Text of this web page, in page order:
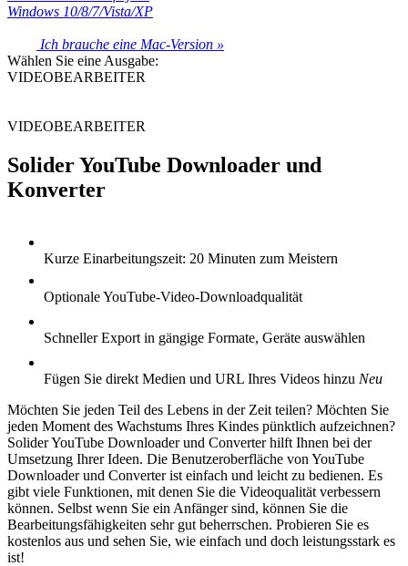
Windows 10/8/7/Vista/XP
Ich brauche eine Mac-Version »
Wählen Sie eine Ausgabe:
VIDEOBEARBEITER
VIDEOBEARBEITER
Solider YouTube Downloader und
Konverter
Kurze Einarbeitungszeit: 20 Minuten zum Meistern
Optionale YouTube-Video-Downloadqualität
Schneller Export in gängige Formate, Geräte auswählen
Fügen Sie direkt Medien und URL Ihres Videos hinzu Neu
Möchten Sie jeden Teil des Lebens in der Zeit teilen? Möchten Sie
jeden Moment des Wachstums Ihres Kindes pünktlich aufzeichnen?
Solider YouTube Downloader und Converter hilft Ihnen bei der
Umsetzung Ihrer Ideen. Die Benutzeroberfläche von YouTube
Downloader und Converter ist einfach und leicht zu bedienen. Es
gibt viele Funktionen, mit denen Sie die Videoqualität verbessern
können. Selbst wenn Sie ein Anfänger sind, können Sie die
Bearbeitungsfähigkeiten sehr gut beherrschen. Probieren Sie es
kostenlos aus und sehen Sie, wie einfach und doch leistungsstark es
ist!